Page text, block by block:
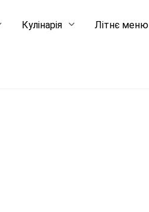
Кулінарія Літнє меню